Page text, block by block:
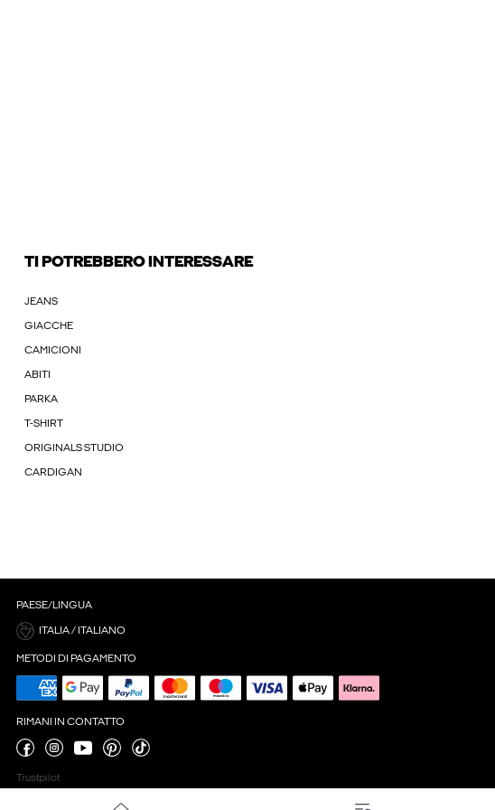
TI POTREBBERO INTERESSARE
JEANS
GIACCHE
CAMICIONI
ABITI
PARKA
T-SHIRT
ORIGINALS STUDIO
CARDIGAN
PAESE/LINGUA
ITALIA / ITALIANO
METODI DI PAGAMENTO
RIMANI IN CONTATTO
Trustpilot